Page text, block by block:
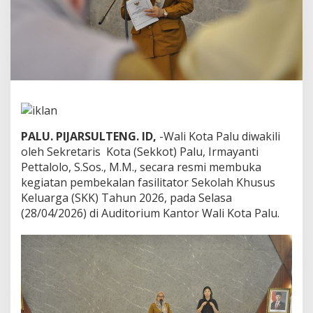
a
K
a
P
e
m
b
e
k
a
a
a
s
l
PALU. PIJARSULTENG. ID, -Wali Kota Palu diwakili
oleh Sekretaris Kota (Sekkot) Palu, Irmayanti
Pettalolo, S.Sos., M.M., secara resmi membuka
kegiatan pembekalan fasilitator Sekolah Khusus
Keluarga (SKK) Tahun 2026, pada Selasa
(28/04/2026) di Auditorium Kantor Wali Kota Palu.